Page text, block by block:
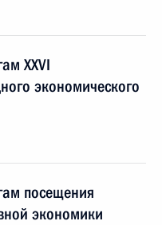
XXVI
экономического
посещения
экономики